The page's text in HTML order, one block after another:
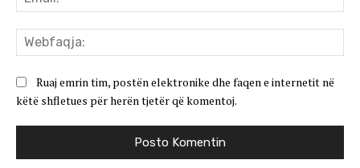
Ruaj emrin tim, postën elektronike dhe faqen e internetit në
këtë shfletues për herën tjetër që komentoj.